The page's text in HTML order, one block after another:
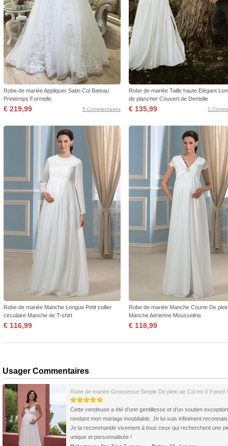
Robe de mariée Appliquer Satin Col Bateau
Printemps Formelle
€ 219,99 5 Commentaires
Robe de mariée Taille haute Elégant
de plancher Couvert de Dentelle
€ 135,99 1
Robe de mariée Manche Longue Petit collier
circulaire Manche de T-shirt
€ 116,99
Robe de mariée Manche Courte De
Manche Aérienne Mousseline
€ 118,99
Usager Commentaires
Robe de mariée Grossesse Simple De plein air Col en V Foncé
Cette vendeuse a été d'une gentillesse et d'un soutien
rendant mon mariage inoubliable. Je lui suis infiniment
Je la recommande vivement à tous ceux qui recherchent une
unique et personnalisée !